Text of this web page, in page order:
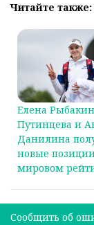
Читайте также:
Елена
Путинцева и
Данилина
новые
мировом
Была
Сообщить об